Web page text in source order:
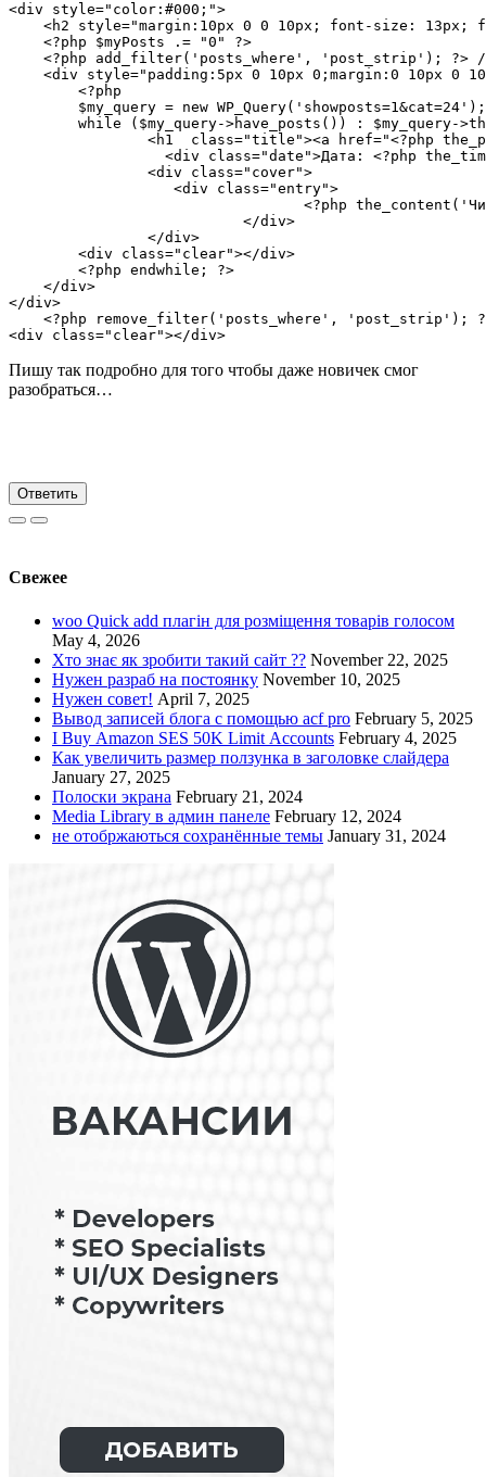
<div style="color:#000;">
<h2 style="margin:10px 0 0 10px; font-size: 13px;
    <?php $myPosts .= "0" ?>
<?php add_filter('posts_where', 'post_strip'); ?>
<div style="padding:5px 0 10px 0;margin:0 10px 0
        <?php
$my_query = new
while ($my_query->have_posts()) : $my_query-
<h1  class="title"><a href="<?php
<div class="date">Дата: <?php
                <div class="cover">
                   <div class="entry">
<?php
                           </div>
                </div>
        <div class="clear"></div>
        <?php endwhile; ?>
    </div>
</div>
<?php remove_filter('posts_where', 'post_strip');
<div class="clear"></div>
Пишу так подробно для того чтобы даже новичек смог
разобраться…
Ответить
Свежее
woo Quick add плагін для розміщення товарів голосом
May 4, 2026
Хто знає як зробити такий сайт ?? November 22, 2025
Нужен разраб на постоянку November 10, 2025
Нужен совет! April 7, 2025
Вывод записей блога с помощью acf pro February 5, 2025
I Buy Amazon SES 50K Limit Accounts February 4, 2025
Как увеличить размер ползунка в заголовке слайдера
January 27, 2025
Полоски экрана February 21, 2024
Media Library в админ панеле February 12, 2024
не отобржаються сохранённые темы January 31, 2024